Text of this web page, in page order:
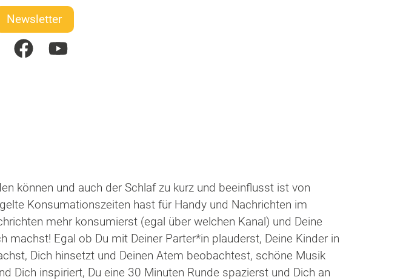
Newsletter
können und auch der Schlaf zu kurz und beeinflusst ist von
Konsumationszeiten hast für Handy und Nachrichten im
mehr konsumierst (egal über welchen Kanal) und Deine
Egal ob Du mit Deiner Parter*in plauderst, Deine Kinder in
Dich hinsetzt und Deinen Atem beobachtest, schöne Musik
Dich inspiriert, Du eine 30 Minuten Runde spazierst und Dich an